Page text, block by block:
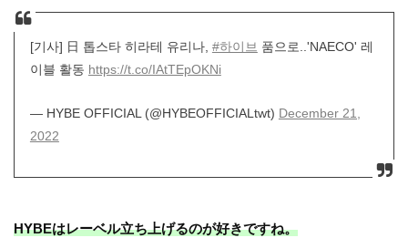
[기사] 日 톱스타 히라테 유리나, #하이브 품으로..'NAECO' 레
이블 활동 https://t.co/IAtTEpOKNi
— HYBE OFFICIAL (@HYBEOFFICIALtwt) December 21,
2022
HYBEはレーベル立ち上げるのが好きですね。